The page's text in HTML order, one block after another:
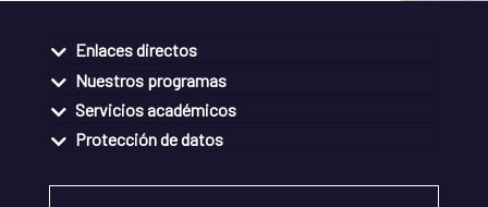
Enlaces directos
Nuestros programas
Servicios académicos
Protección de datos